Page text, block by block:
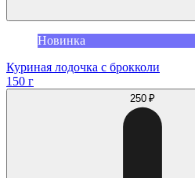
Новинка
Куриная лодочка с брокколи
150 г
250 ₽